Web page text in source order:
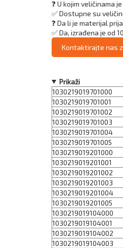
❓ U kojim veličinama
✅ Dostupne su
❓ Da li je materijal
✅ Da, izrađena je od
Kontaktirajte nas
Prikaži
1030219019701000
1030219019701001
1030219019701002
1030219019701003
1030219019701004
1030219019701005
1030219019201000
1030219019201001
1030219019201002
1030219019201003
1030219019201004
1030219019201005
1030219019104000
1030219019104001
1030219019104002
1030219019104003